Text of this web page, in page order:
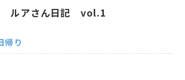
ルアさん日記 vol.1
帰り